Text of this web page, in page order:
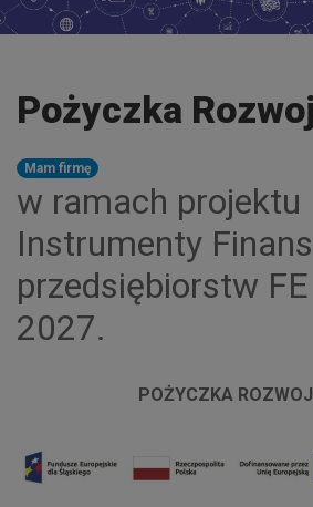
Pożyczka
Mam firmę
w ramach projektu
Instrumenty
przedsiębiorstw
2027.
POŻYCZKA